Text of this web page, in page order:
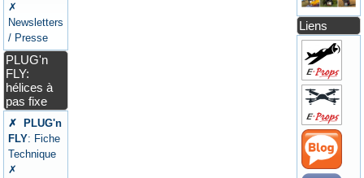
✗
Newsletters
/ Presse
PLUG'n
FLY:
hélices à
pas fixe
✗ PLUG'n
FLY: Fiche
Technique
✗
Liens